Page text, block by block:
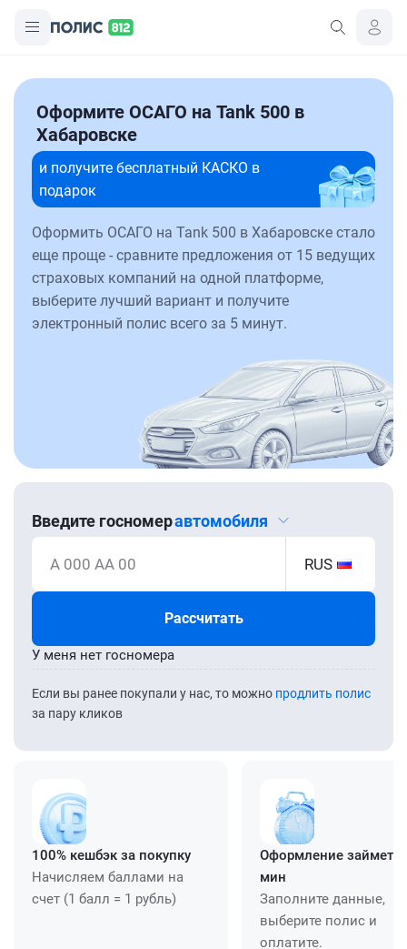
Оформите ОСАГО на Tank 500 в
Хабаровске
и получите бесплатный КАСКО в
подарок
Оформить ОСАГО на Tank 500 в Хабаровске стало
еще проще - сравните предложения от 15 ведущих
страховых компаний на одной платформе,
выберите лучший вариант и получите
электронный полис всего за 5 минут.
Введите госномеравтомобиля
А 000 АА 00 RUS
Рассчитать
Если вы ранее покупали у нас, то можно продлить полис
за пару кликов
У меня нет госномера
100% кешбэк за покупку
Начисляем баллами на
счет (1 балл = 1 рубль)
Оформление займет
мин
Заполните данные,
выберите полис и
оплатите.